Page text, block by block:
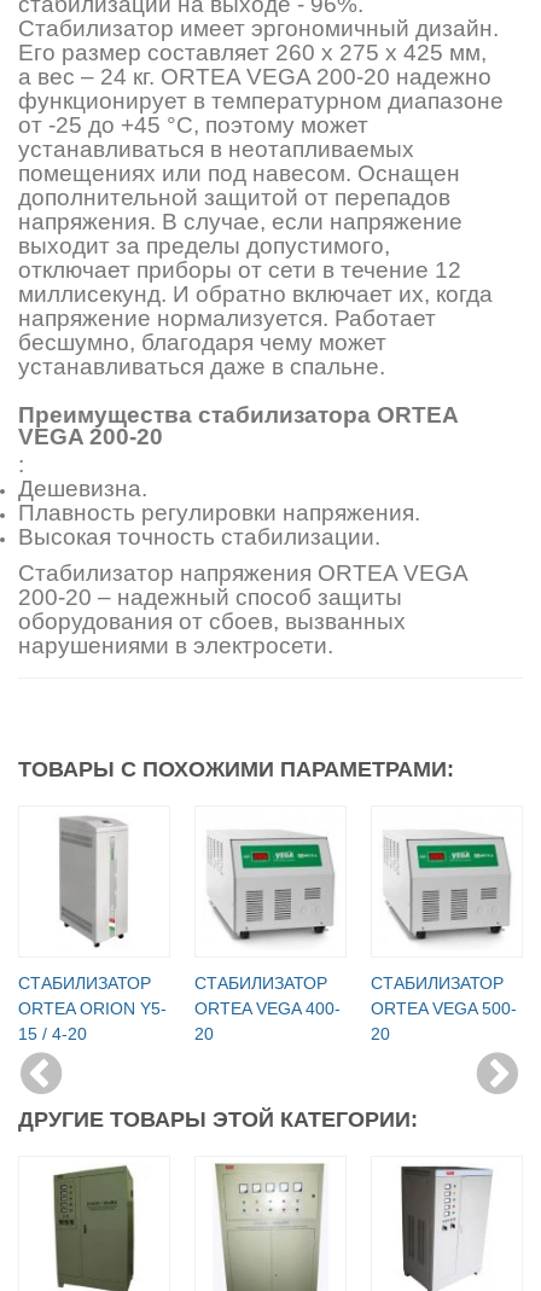
Стабилизатор имеет эргономичный дизайн.
Его размер составляет 260 х 275 х 425 мм,
а вес – 24 кг. ORTEA VEGA 200-20 надежно
функционирует в температурном диапазоне
от -25 до +45 °C, поэтому может
устанавливаться в неотапливаемых
помещениях или под навесом. Оснащен
дополнительной защитой от перепадов
напряжения. В случае, если напряжение
выходит за пределы допустимого,
отключает приборы от сети в течение 12
миллисекунд. И обратно включает их, когда
напряжение нормализуется. Работает
бесшумно, благодаря чему может
устанавливаться даже в спальне.
Преимущества стабилизатора ORTEA
VEGA 200-20
:
Дешевизна.
Плавность регулировки напряжения.
Высокая точность стабилизации.
Стабилизатор напряжения ORTEA VEGA
200-20 – надежный способ защиты
оборудования от сбоев, вызванных
нарушениями в электросети.
ТОВАРЫ С ПОХОЖИМИ ПАРАМЕТРАМИ:
СТАБИЛИЗАТОР
ORTEA ORION Y5-
15 / 4-20
СТАБИЛИЗАТОР
ORTEA VEGA 400-
20
СТАБИЛИЗАТОР
ORTEA VEGA 500-
20
ДРУГИЕ ТОВАРЫ ЭТОЙ КАТЕГОРИИ: